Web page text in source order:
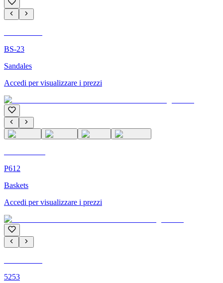
BS-23
Sandales
Accedi per visualizzare i prezzi
P612
Baskets
Accedi per visualizzare i prezzi
5253